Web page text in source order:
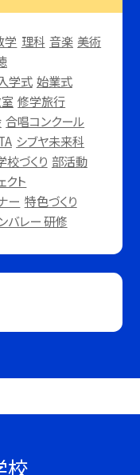
学 理科 音楽 美術
学式 始業式
修学旅行
合唱コンクール
シブヤ未来科
づくり 部活動
クト
ー 特色づくり
バレー 研修
校